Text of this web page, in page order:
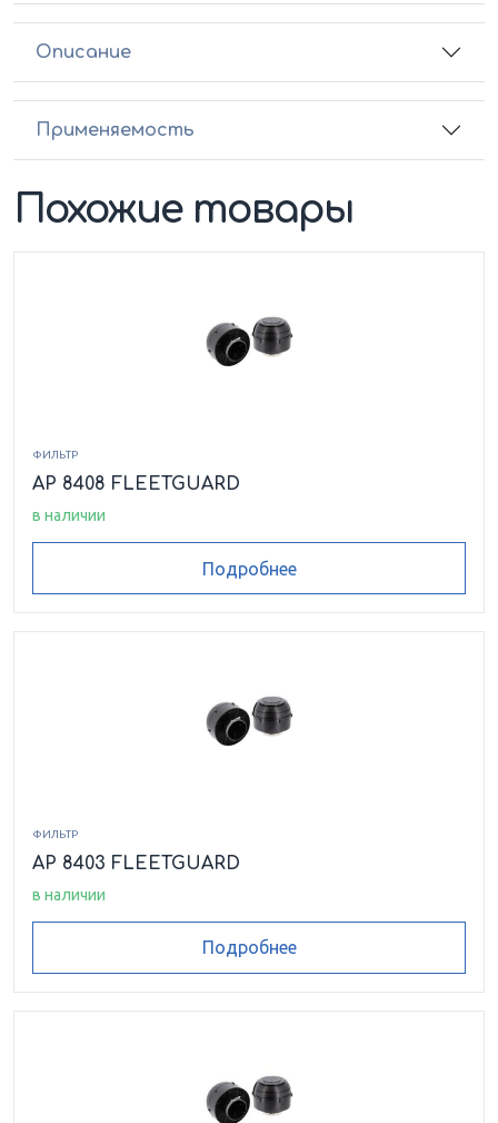
Описание
Применяемость
Похожие товары
ФИЛЬТР
AP 8408 FLEETGUARD
в наличии
Подробнее
ФИЛЬТР
AP 8403 FLEETGUARD
в наличии
Подробнее